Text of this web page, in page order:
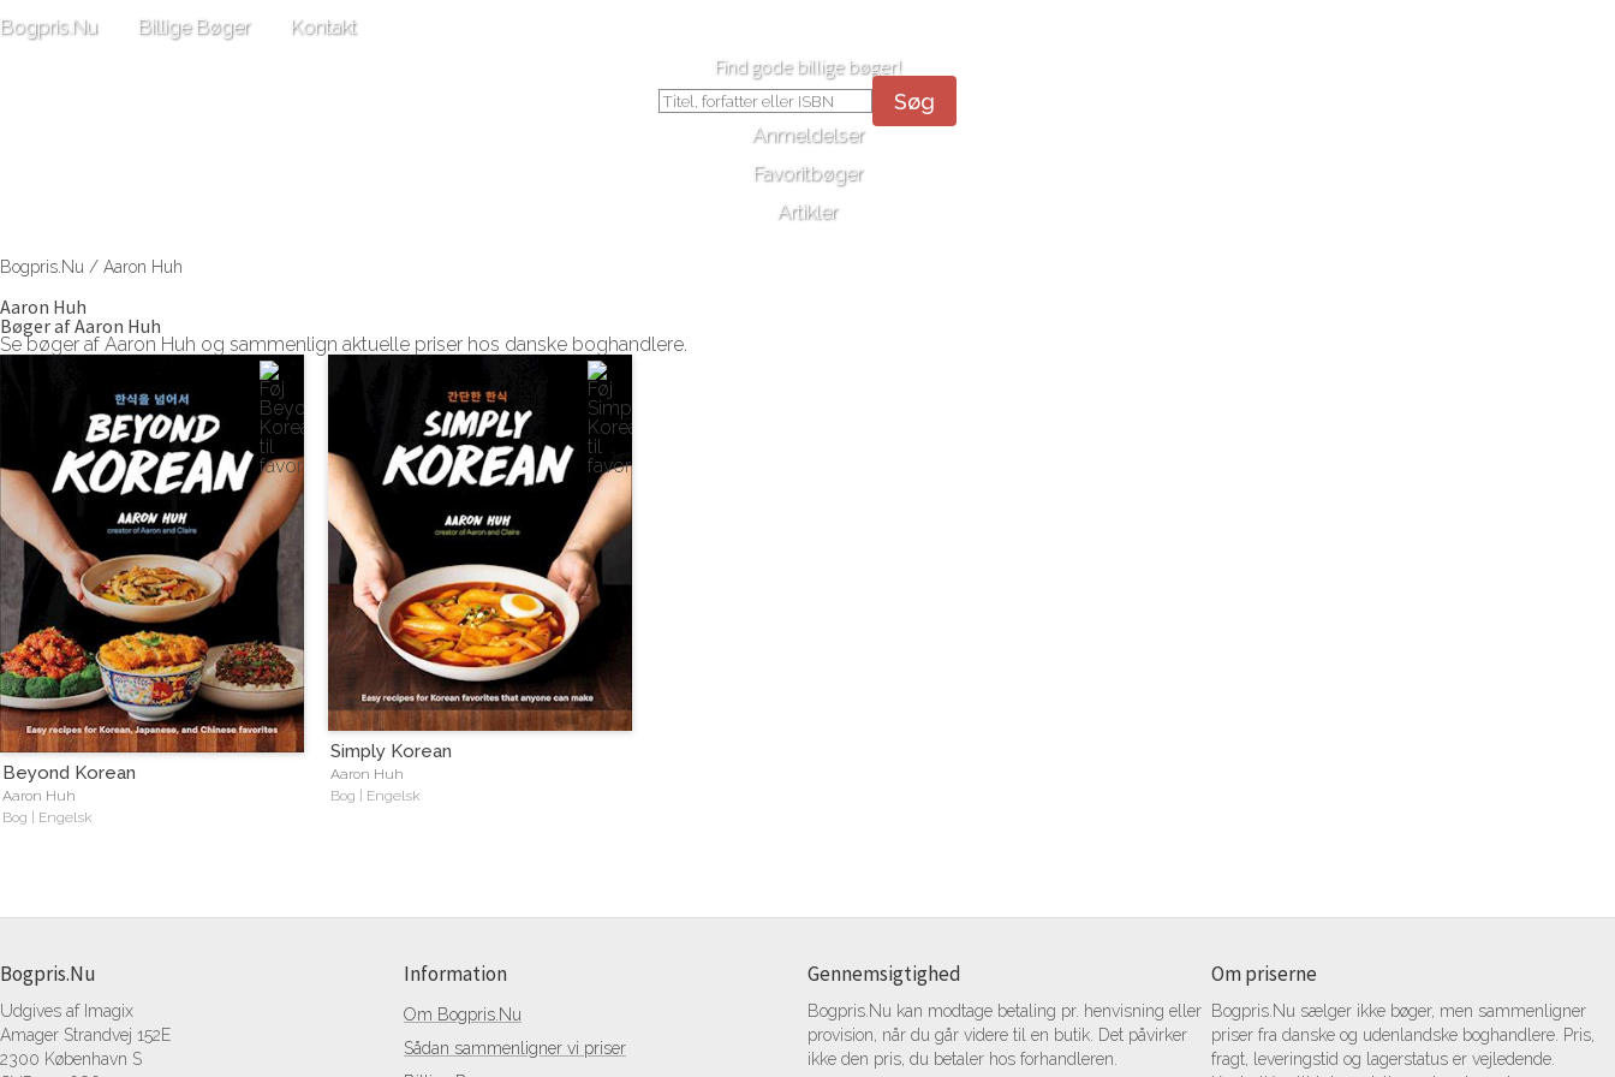
Bogpris.Nu Billige Bøger Kontakt
Find gode billige bøger!
Søg
Anmeldelser
Favoritbøger
Artikler
Bogpris.Nu / Aaron Huh
Aaron Huh
Bøger af Aaron Huh
Se bøger af Aaron Huh og sammenlign aktuelle priser hos danske boghandlere.
Se Beyond Korean af Aaron Huh
Beyond Korean
Aaron Huh
Bog | Engelsk
Se Simply Korean af Aaron Huh
Simply Korean
Aaron Huh
Bog | Engelsk
Bogpris.Nu
Udgives af Imagix
Amager Strandvej 152E
2300 København S
Information
Om Bogpris.Nu
Sådan sammenligner vi priser
Gennemsigtighed
Bogpris.Nu kan modtage betaling pr. henvisning eller
provision, når du går videre til en butik. Det påvirker
ikke den pris, du betaler hos forhandleren.
Om priserne
Bogpris.Nu sælger ikke bøger, men sammenligner
priser fra danske og udenlandske boghandlere. Pris,
fragt, leveringstid og lagerstatus er vejledende.